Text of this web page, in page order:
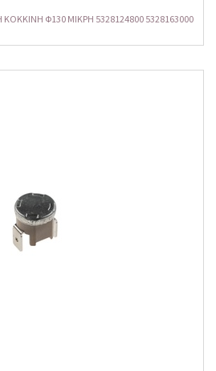
Φ130 ΜΙΚΡΗ 5328124800 5328163000